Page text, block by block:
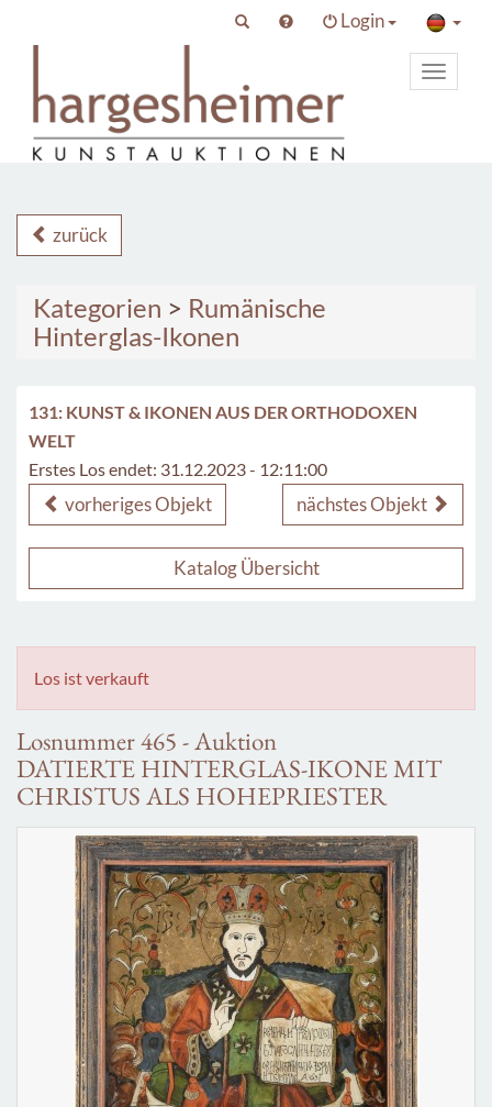
Login
Toggle
zurück
Kategorien > Rumänische
Hinterglas-Ikonen
131: KUNST & IKONEN AUS DER ORTHODOXEN
WELT
Erstes Los endet: 31.12.2023 - 12:11:00
vorheriges Objekt nächstes Objekt
Katalog Übersicht
Los ist verkauft
Losnummer 465 - Auktion
DATIERTE HINTERGLAS-IKONE MIT
CHRISTUS ALS HOHEPRIESTER